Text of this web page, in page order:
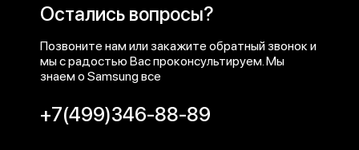
Остались вопросы?
Позвоните нам или закажите обратный звонок и
мы с радостью Вас проконсультируем. Мы
знаем о Samsung все
+7(499)346-88-89